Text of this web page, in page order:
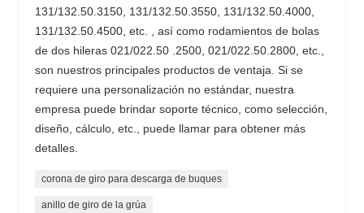
131/132.50.3150, 131/132.50.3550, 131/132.50.4000,
131/132.50.4500, etc. , así como rodamientos de bolas
de dos hileras 021/022.50 .2500, 021/022.50.2800, etc.,
son nuestros principales productos de ventaja. Si se
requiere una personalización no estándar, nuestra
empresa puede brindar soporte técnico, como selección,
diseño, cálculo, etc., puede llamar para obtener más
detalles.
corona de giro para descarga de buques
anillo de giro de la grúa